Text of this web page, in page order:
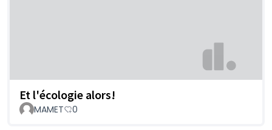
Et l'écologie alors!
MAMET 0